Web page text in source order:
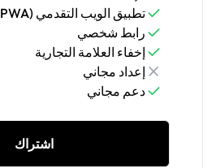
تطبيق الويب التقدمي (PWA)
رابط شخصي
إخفاء العلامة التجارية
إعداد مجاني
دعم مجاني
اشتراك